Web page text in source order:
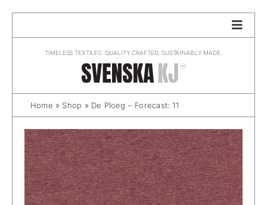
TIMELESS TEXTILES. QUALITY CRAFTED, SUSTAINABLY MADE.
Home » Shop » De Ploeg – Forecast: 11